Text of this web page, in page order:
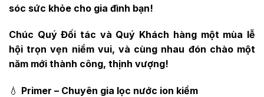
sóc sức khỏe cho gia đình bạn!
Chúc Quý Đối tác và Quý Khách hàng một mùa lễ
hội trọn vẹn niềm vui, và cùng nhau đón chào một
năm mới thành công, thịnh vượng!
💧 Primer – Chuyên gia lọc nước ion kiềm